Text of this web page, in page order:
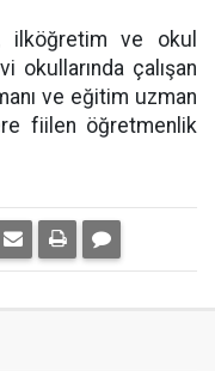
ilköğretim ve okul
okullarında çalışan
ve eğitim uzman
fiilen öğretmenlik